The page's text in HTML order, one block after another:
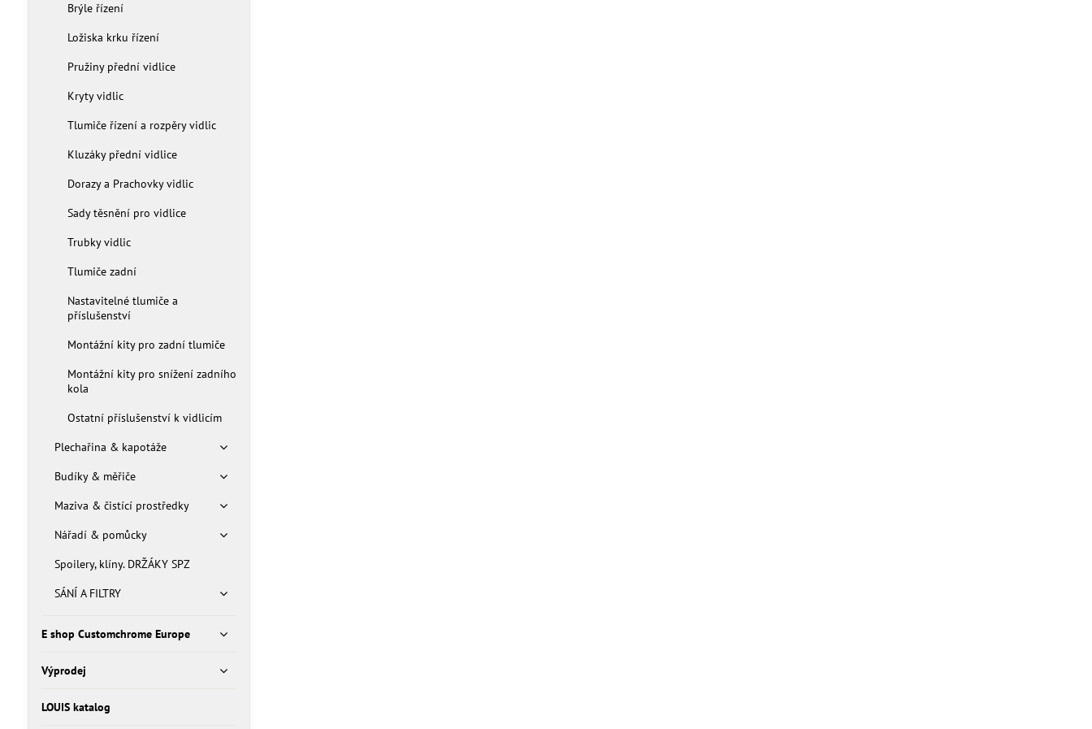
Brýle řízení
Ložiska krku řízení
Pružiny přední vidlice
Kryty vidlic
Tlumiče řízení a rozpěry vidlic
Kluzáky přední vidlice
Dorazy a Prachovky vidlic
Sady těsnění pro vidlice
Trubky vidlic
Tlumiče zadní
Nastavitelné tlumiče a
příslušenství
Montážní kity pro zadní tlumiče
Montážní kity pro snížení zadního
kola
Ostatní příslušenství k vidlicím
Plechařina & kapotáže
Budíky & měřiče
Maziva & čistící prostředky
Nářadí & pomůcky
Spoilery, klíny. DRŽÁKY SPZ
SÁNÍ A FILTRY
E shop Customchrome Europe
Výprodej
LOUIS katalog